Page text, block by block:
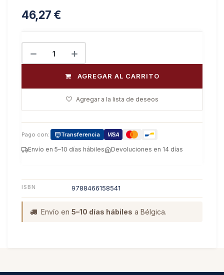
46,27 €
AGREGAR AL CARRITO
Agregar a la lista de deseos
Pago con: Transferencia VISA
Envío en 5–10 días hábiles Devoluciones en 14 días
ISBN 9788466158541
Envío en 5–10 días hábiles a Bélgica.